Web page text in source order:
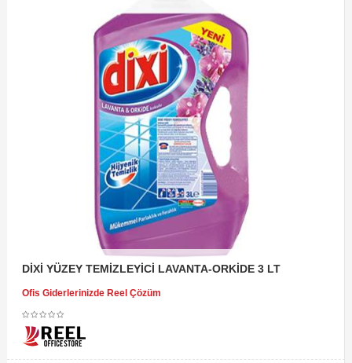
DİXİ YÜZEY TEMİZLEYİCİ LAVANTA-ORKİDE 3 LT
Ofis Giderlerinizde Reel Çözüm